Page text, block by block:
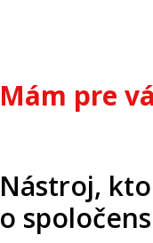
Mám pre
Nástroj,
o